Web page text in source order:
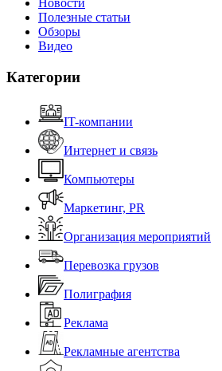
Новости
Полезные статьи
Обзоры
Видео
Категории
IT-компании
Интернет и связь
Компьютеры
Маркетинг, PR
Организация мероприятий
Перевозка грузов
Полиграфия
Реклама
Рекламные агентства